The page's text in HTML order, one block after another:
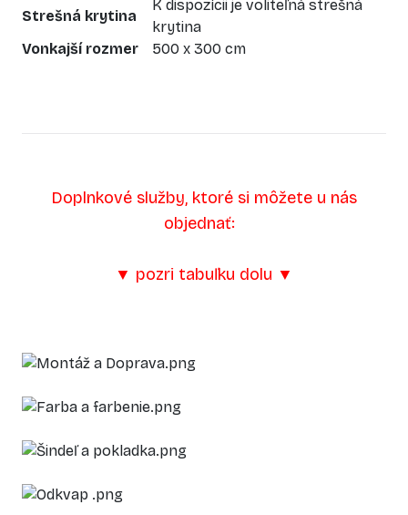
Strešná krytina
K dispozícii je voliteľná strešná
krytina
Vonkajší rozmer
500 x 300 cm
Doplnkové služby, ktoré si môžete u nás
objednať:
▼ pozri tabuľku dolu ▼